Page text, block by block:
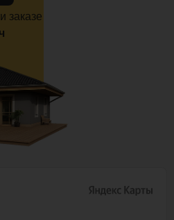
заказе